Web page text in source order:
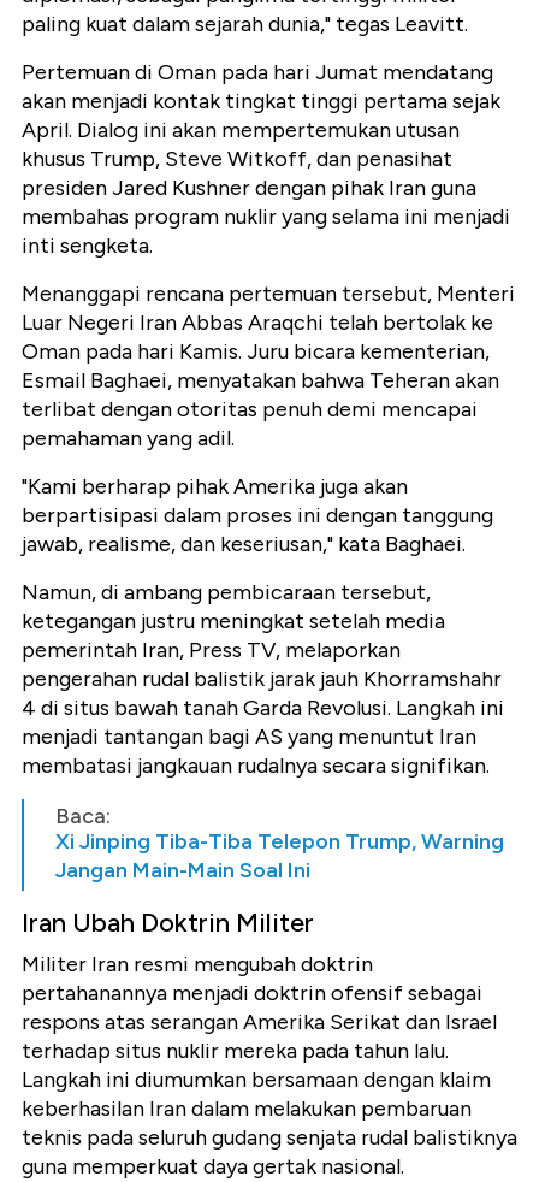
paling kuat dalam sejarah dunia," tegas Leavitt.
Pertemuan di Oman pada hari Jumat mendatang
akan menjadi kontak tingkat tinggi pertama sejak
April. Dialog ini akan mempertemukan utusan
khusus Trump, Steve Witkoff, dan penasihat
presiden Jared Kushner dengan pihak Iran guna
membahas program nuklir yang selama ini menjadi
inti sengketa.
Menanggapi rencana pertemuan tersebut, Menteri
Luar Negeri Iran Abbas Araqchi telah bertolak ke
Oman pada hari Kamis. Juru bicara kementerian,
Esmail Baghaei, menyatakan bahwa Teheran akan
terlibat dengan otoritas penuh demi mencapai
pemahaman yang adil.
"Kami berharap pihak Amerika juga akan
berpartisipasi dalam proses ini dengan tanggung
jawab, realisme, dan keseriusan," kata Baghaei.
Namun, di ambang pembicaraan tersebut,
ketegangan justru meningkat setelah media
pemerintah Iran, Press TV, melaporkan
pengerahan rudal balistik jarak jauh Khorramshahr
4 di situs bawah tanah Garda Revolusi. Langkah ini
menjadi tantangan bagi AS yang menuntut Iran
membatasi jangkauan rudalnya secara signifikan.
Baca:
Xi Jinping Tiba-Tiba Telepon Trump, Warning
Jangan Main-Main Soal Ini
Iran Ubah Doktrin Militer
Militer Iran resmi mengubah doktrin
pertahanannya menjadi doktrin ofensif sebagai
respons atas serangan Amerika Serikat dan Israel
terhadap situs nuklir mereka pada tahun lalu.
Langkah ini diumumkan bersamaan dengan klaim
keberhasilan Iran dalam melakukan pembaruan
teknis pada seluruh gudang senjata rudal balistiknya
guna memperkuat daya gertak nasional.